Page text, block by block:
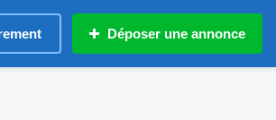
Déposer une annonce